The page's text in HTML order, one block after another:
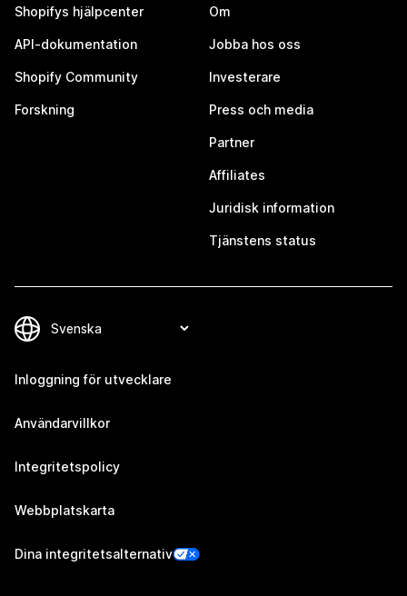
Shopifys hjälpcenter
API-dokumentation
Shopify Community
Forskning
Om
Jobba hos oss
Investerare
Press och media
Partner
Affiliates
Juridisk information
Tjänstens status
Inloggning för utvecklare
Användarvillkor
Integritetspolicy
Webbplatskarta
Dina integritetsalternativ